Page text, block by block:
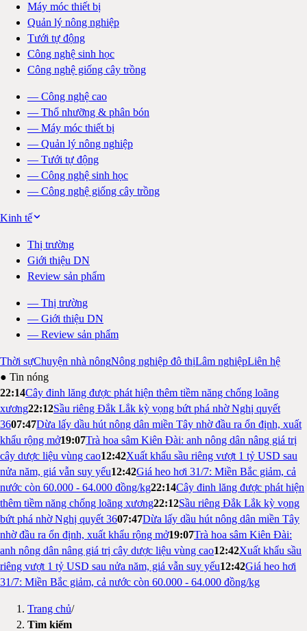
Máy móc thiết bị
Quản lý nông nghiệp
Tưới tự động
Công nghệ sinh học
Công nghệ giống cây trồng
— Công nghệ cao
— Thổ nhưỡng & phân bón
— Máy móc thiết bị
— Quản lý nông nghiệp
— Tưới tự động
— Công nghệ sinh học
— Công nghệ giống cây trồng
Kinh tế
Thị trường
Giới thiệu DN
Review sản phẩm
— Thị trường
— Giới thiệu DN
— Review sản phẩm
Thời sựChuyện nhà nôngNông nghiệp đô thịLâm nghiệpLiên hệ
● Tin nóng
22:14Cây đinh lăng được phát hiện thêm tiềm năng chống loãng
xương22:12Sầu riêng Đắk Lắk kỳ vọng bứt phá nhờ Nghị quyết
3607:47Dừa lấy dầu hút nông dân miền Tây nhờ đầu ra ổn định, xuất
khẩu rộng mở19:07Trà hoa sâm Kiên Đài: anh nông dân nâng giá trị
cây dược liệu vùng cao12:42Xuất khẩu sầu riêng vượt 1 tỷ USD sau
nửa năm, giá vẫn suy yếu12:42Giá heo hơi 31/7: Miền Bắc giảm, cả
nước còn 60.000 - 64.000 đồng/kg22:14Cây đinh lăng được phát hiện
thêm tiềm năng chống loãng xương22:12Sầu riêng Đắk Lắk kỳ vọng
bứt phá nhờ Nghị quyết 3607:47Dừa lấy dầu hút nông dân miền Tây
nhờ đầu ra ổn định, xuất khẩu rộng mở19:07Trà hoa sâm Kiên Đài:
anh nông dân nâng giá trị cây dược liệu vùng cao12:42Xuất khẩu sầu
riêng vượt 1 tỷ USD sau nửa năm, giá vẫn suy yếu12:42Giá heo hơi
31/7: Miền Bắc giảm, cả nước còn 60.000 - 64.000 đồng/kg
Trang chủ/
Tìm kiếm